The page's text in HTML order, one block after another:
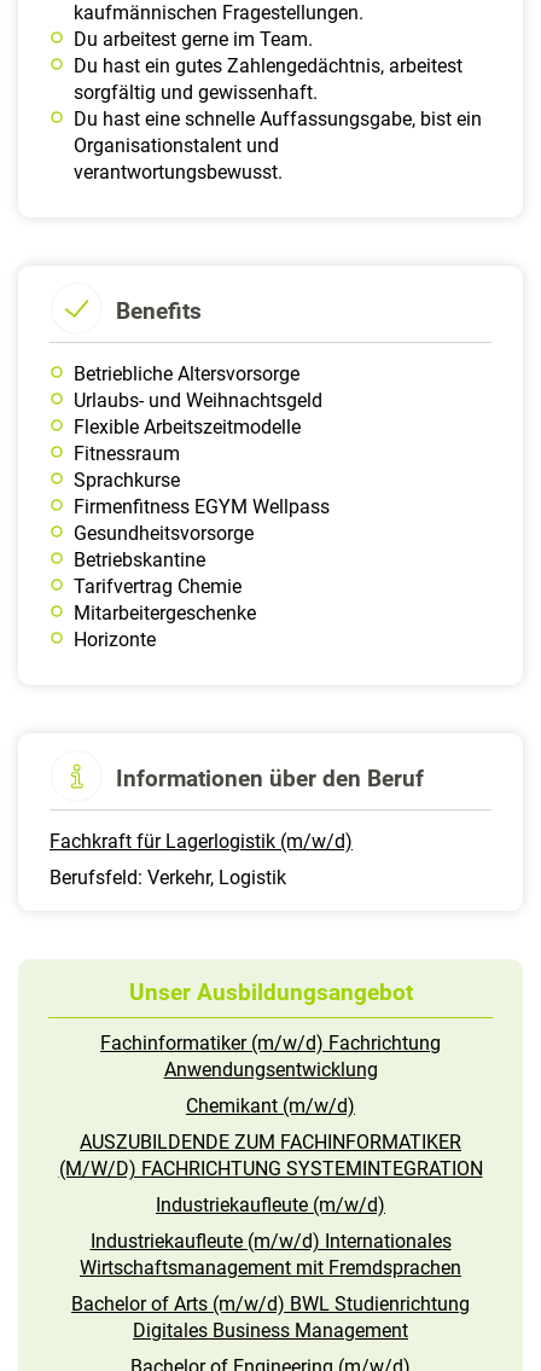
kaufmännischen Fragestellungen.
Du arbeitest gerne im Team.
Du hast ein gutes Zahlengedächtnis, arbeitest
sorgfältig und gewissenhaft.
Du hast eine schnelle Auffassungsgabe, bist ein
Organisationstalent und
verantwortungsbewusst.
Benefits
Betriebliche Altersvorsorge
Urlaubs- und Weihnachtsgeld
Flexible Arbeitszeitmodelle
Fitnessraum
Sprachkurse
Firmenfitness EGYM Wellpass
Gesundheitsvorsorge
Betriebskantine
Tarifvertrag Chemie
Mitarbeitergeschenke
Horizonte
Informationen über den Beruf
Fachkraft für Lagerlogistik (m/w/d)
Berufsfeld: Verkehr, Logistik
Unser Ausbildungsangebot
Fachinformatiker (m/w/d) Fachrichtung
Anwendungsentwicklung
Chemikant (m/w/d)
AUSZUBILDENDE ZUM FACHINFORMATIKER
(M/W/D) FACHRICHTUNG SYSTEMINTEGRATION
Industriekaufleute (m/w/d)
Industriekaufleute (m/w/d) Internationales
Wirtschaftsmanagement mit Fremdsprachen
Bachelor of Arts (m/w/d) BWL Studienrichtung
Digitales Business Management